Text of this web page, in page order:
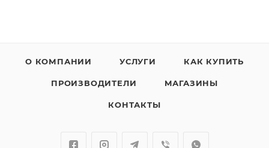
О КОМПАНИИ УСЛУГИ КАК КУПИТЬ
ПРОИЗВОДИТЕЛИ МАГАЗИНЫ
КОНТАКТЫ